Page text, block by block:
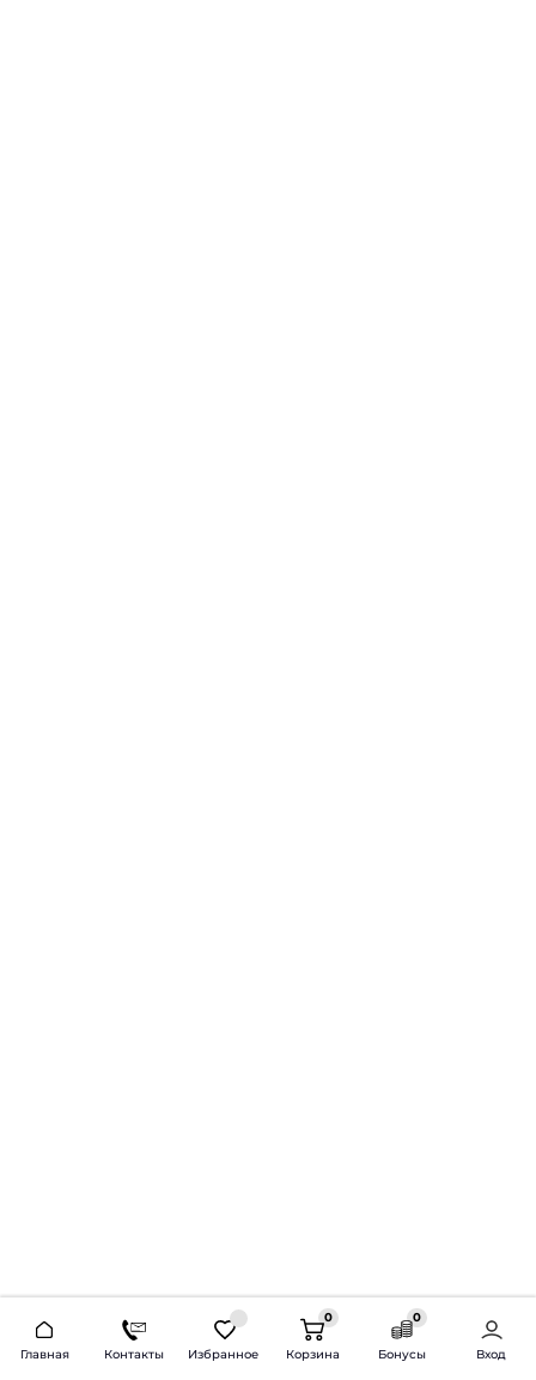
Главная Контакты Избранное
0
Корзина
0
Бонусы Вход
2026 © Продажа и установка автозвука.
Доставка по всей России и СНГ